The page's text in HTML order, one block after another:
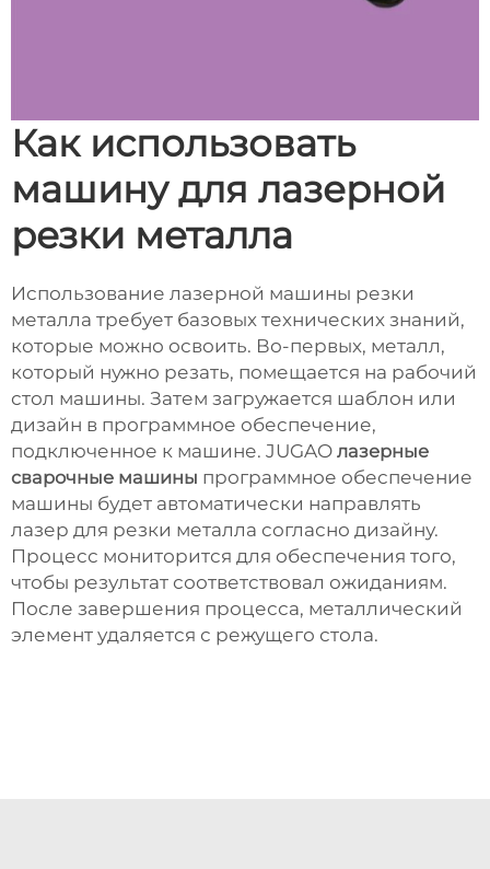
Как использовать
машину для лазерной
резки металла
Использование лазерной машины резки
металла требует базовых технических знаний,
которые можно освоить. Во-первых, металл,
который нужно резать, помещается на рабочий
стол машины. Затем загружается шаблон или
дизайн в программное обеспечение,
подключенное к машине. JUGAO лазерные
сварочные машины программное обеспечение
машины будет автоматически направлять
лазер для резки металла согласно дизайну.
Процесс мониторится для обеспечения того,
чтобы результат соответствовал ожиданиям.
После завершения процесса, металлический
элемент удаляется с режущего стола.